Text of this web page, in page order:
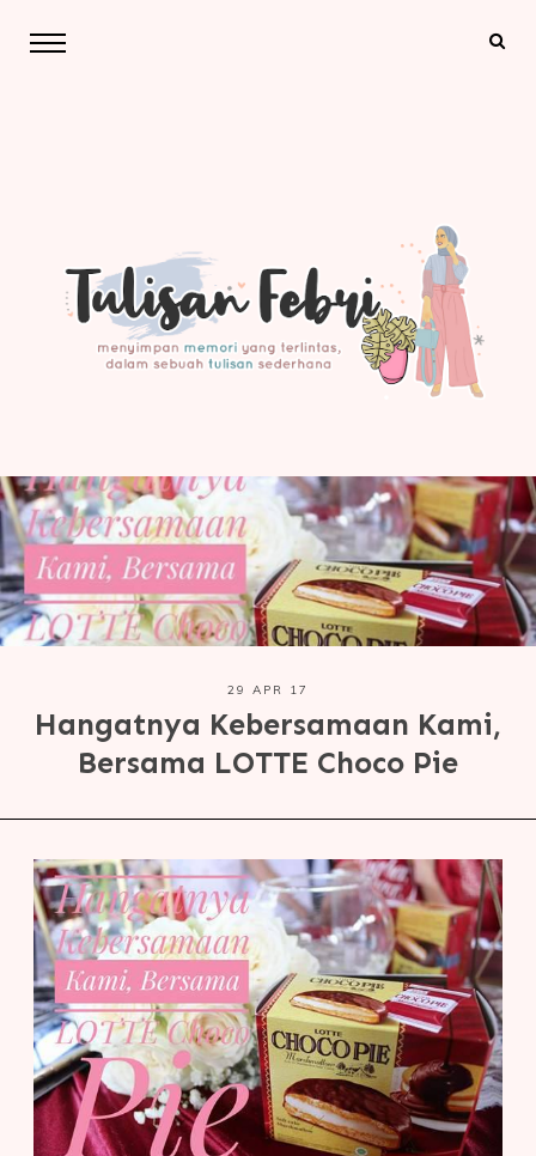
29 APR 17
Hangatnya Kebersamaan Kami,
Bersama LOTTE Choco Pie